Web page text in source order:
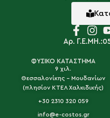
Αρ.
ΦΥΣΙΚΟ ΚΑΤΑΣΤΗΜΑ
9 χιλ.
Θεσσαλονίκης - Μουδανίων
(πλησίον ΚΤΕΛ Χαλκιδικής)
+30 2310 320 059
info@e-costos.gr